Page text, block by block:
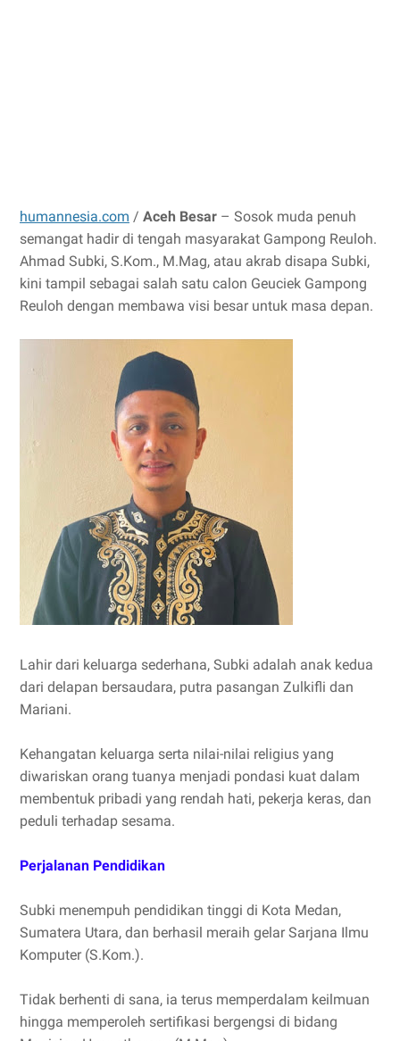
humannesia.com / Aceh Besar – Sosok muda penuh
semangat hadir di tengah masyarakat Gampong Reuloh.
Ahmad Subki, S.Kom., M.Mag, atau akrab disapa Subki,
kini tampil sebagai salah satu calon Geuciek Gampong
Reuloh dengan membawa visi besar untuk masa depan.
Lahir dari keluarga sederhana, Subki adalah anak kedua
dari delapan bersaudara, putra pasangan Zulkifli dan
Mariani.
Kehangatan keluarga serta nilai-nilai religius yang
diwariskan orang tuanya menjadi pondasi kuat dalam
membentuk pribadi yang rendah hati, pekerja keras, dan
peduli terhadap sesama.
Perjalanan Pendidikan
Subki menempuh pendidikan tinggi di Kota Medan,
Sumatera Utara, dan berhasil meraih gelar Sarjana Ilmu
Komputer (S.Kom.).
Tidak berhenti di sana, ia terus memperdalam keilmuan
hingga memperoleh sertifikasi bergengsi di bidang